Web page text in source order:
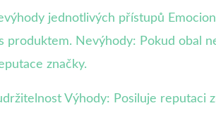
jednotlivých přístupů
produktem. Nevýhody: Pokud obal
značky.
Výhody: Posiluje